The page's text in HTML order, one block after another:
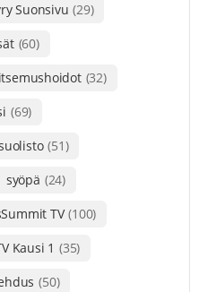
Suonsivu (29)
(60)
(32)
(69)
(51)
syöpä (24)
TV (100)
Kausi 1 (35)
(50)